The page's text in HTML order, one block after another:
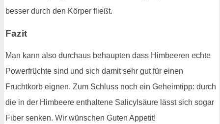
besser durch den Körper fließt.
Fazit
Man kann also durchaus behaupten dass Himbeeren echte
Powerfrüchte sind und sich damit sehr gut für einen
Fruchtkorb eignen. Zum Schluss noch ein Geheimtipp: durch
die in der Himbeere enthaltene Salicylsäure lässt sich sogar
Fiber senken. Wir wünschen Guten Appetit!